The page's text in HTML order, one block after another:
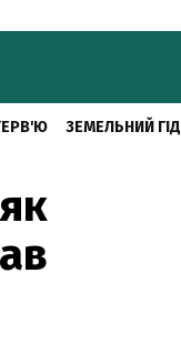
ЗЕМЕЛЬНИЙ ГІД